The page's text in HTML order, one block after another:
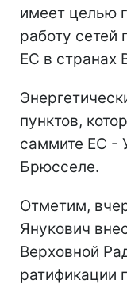
имеет целью
работу сетей
ЕС в странах
пунктов,
саммите ЕС -
Брюсселе.
Отметим,
Янукович
Верховной
ратификации